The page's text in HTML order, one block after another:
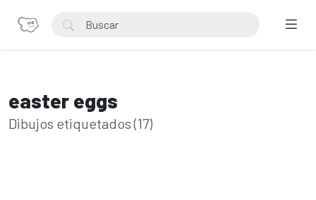
easter eggs
Dibujos etiquetados (17)